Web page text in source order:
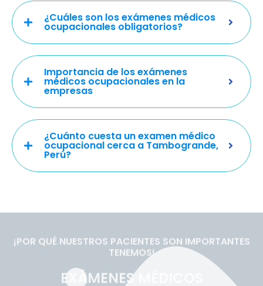
¿Cuáles son los exámenes médicos
ocupacionales obligatorios?
Importancia de los exámenes
médicos ocupacionales en la
empresas
¿Cuánto cuesta un examen médico
ocupacional cerca a Tambogrande,
Perú?
¡POR QUÉ NUESTROS PACIENTES SON IMPORTANTES
TENEMOS!
EXÁMENES MÉDICOS